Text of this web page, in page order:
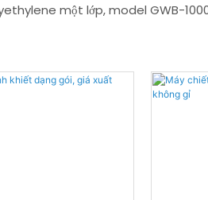
một lớp, model GWB-